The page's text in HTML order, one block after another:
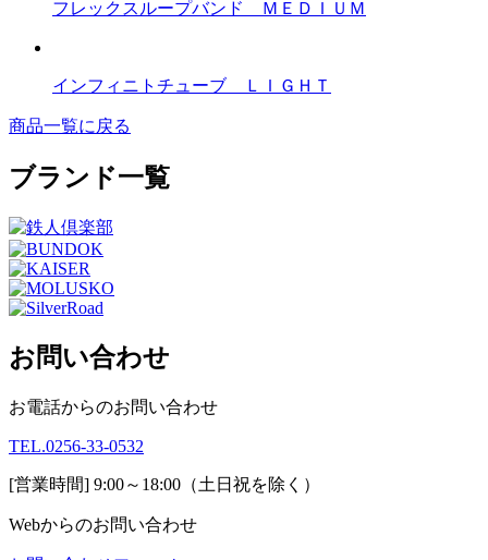
フレックスループバンド ＭＥＤＩＵＭ
インフィニトチューブ ＬＩＧＨＴ
商品一覧に戻る
ブランド一覧
お問い合わせ
お電話からのお問い合わせ
TEL.0256-33-0532
[営業時間] 9:00～18:00 （土日祝を除く）
Webからのお問い合わせ